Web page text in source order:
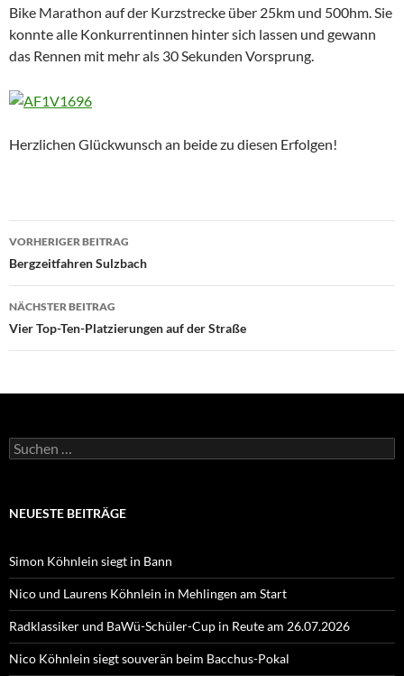
Bike Marathon auf der Kurzstrecke über 25km und 500hm. Sie
konnte alle Konkurrentinnen hinter sich lassen und gewann
das Rennen mit mehr als 30 Sekunden Vorsprung.
Herzlichen Glückwunsch an beide zu diesen Erfolgen!
Beitragsnavigation
VORHERIGER BEITRAG
Bergzeitfahren Sulzbach
NÄCHSTER BEITRAG
Vier Top-Ten-Platzierungen auf der Straße
Suchen
nach:
NEUESTE BEITRÄGE
Simon Köhnlein siegt in Bann
Nico und Laurens Köhnlein in Mehlingen am Start
Radklassiker und BaWü-Schüler-Cup in Reute am 26.07.2026
Nico Köhnlein siegt souverän beim Bacchus-Pokal